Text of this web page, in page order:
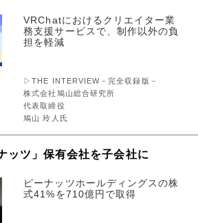
VRChatにおけるクリエイター業
務支援サービスで、制作以外の負
担を軽減
▷THE INTERVIEW－完全収録版－
株式会社鳩山総合研究所
代表取締役
鳩山 玲人氏
ッツ」保有会社を子会社に
ピーナッツホールディングスの株
式41%を710億円で取得